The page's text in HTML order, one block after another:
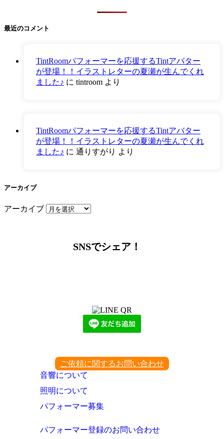
最近のコメント
TintRoomパフォーマーを応援するTintアバター
が登場！！イラストレターの夏瀬が生んでくれ
ました♪ に tintroom より
TintRoomパフォーマーを応援するTintアバター
が登場！！イラストレターの夏瀬が生んでくれ
ました♪ に 通りすがり より
アーカイブ
アーカイブ
SNSでシェア！
ご依頼に関するお問い合わせ
音響について
照明について
パフォーマー募集
パフォーマー登録のお問い合わせ